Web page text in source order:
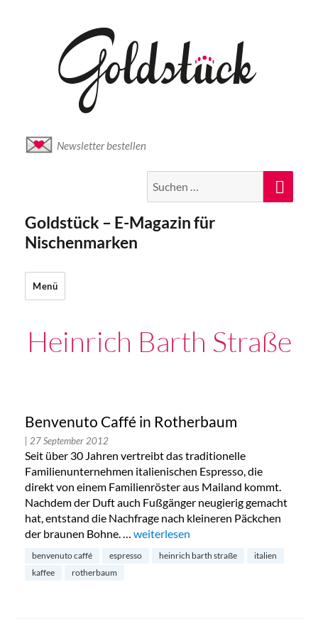
Newsletter bestellen
nach:
Goldstück – E-Magazin für
Nischenmarken
Menü
Heinrich Barth Straße
Benvenuto Caffé in Rotherbaum
| 27 September 2012
Seit über 30 Jahren vertreibt das traditionelle
Familienunternehmen italienischen Espresso, die
direkt von einem Familienröster aus Mailand kommt.
Nachdem der Duft auch Fußgänger neugierig gemacht
hat, entstand die Nachfrage nach kleineren Päckchen
der braunen Bohne. … „Benvenuto Caffé in Rotherbaum“
weiterlesen
benvenuto caffé espresso heinrich barth straße
italien
kaffee
rotherbaum